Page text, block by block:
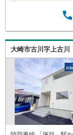
4分（
大崎市古川字上古川